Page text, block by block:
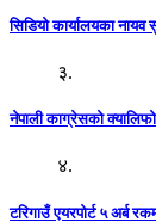
सिडियो कार्यालयका नायव
३.
नेपाली काग्रेसको
४.
टरिगाउँ एयरपोर्ट ५ अर्ब